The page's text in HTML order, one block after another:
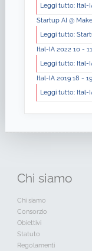
Leggi tutto: Ital-
Startup AI @
Leggi tutto:
Ital-IA 2022 10 -
Leggi tutto: Ital-
Ital-IA 2019 18 -
Leggi tutto: Ital-
Chi siamo
Chi siamo
Consorzio
Obiettivi
Statuto
Regolamenti